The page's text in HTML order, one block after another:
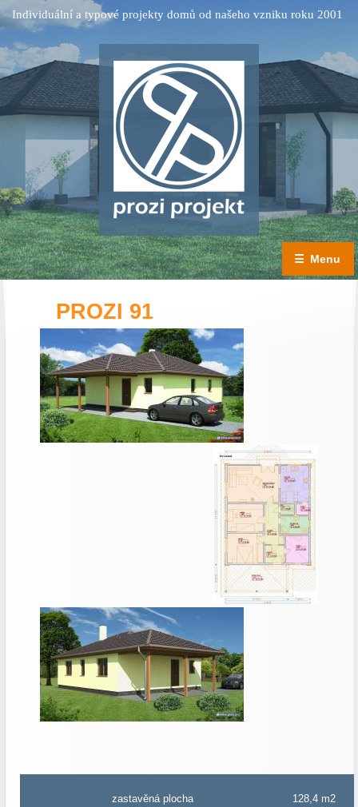
Individuální a typové projekty domů od našeho vzniku roku 2001
☰ Menu
PROZI 91
zastavěná plocha
128,4 m2